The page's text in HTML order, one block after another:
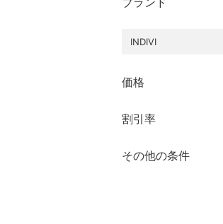
パンツ
ワンピース・ドレス
スカート
ーオール
バッグ
クリア
INDIVI
価格
絞り込み
割引率
％OFF～
その他の条件